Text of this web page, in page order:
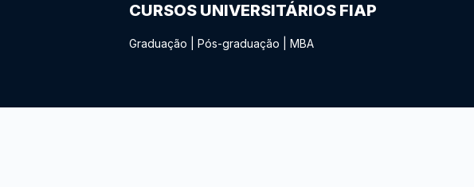
CURSOS UNIVERSITÁRIOS FIAP
Graduação Pós-graduação MBA